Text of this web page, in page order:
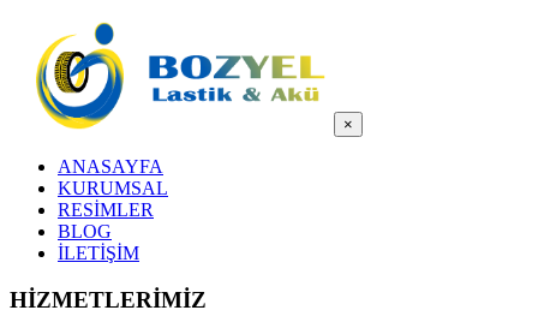
×
ANASAYFA
KURUMSAL
RESİMLER
BLOG
İLETİŞİM
HİZMETLERİMİZ